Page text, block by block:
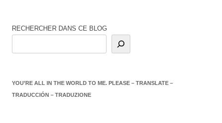
RECHERCHER DANS CE BLOG
YOU’RE ALL IN THE WORLD TO ME. PLEASE – TRANSLATE –
TRADUCCIÓN – TRADUZIONE